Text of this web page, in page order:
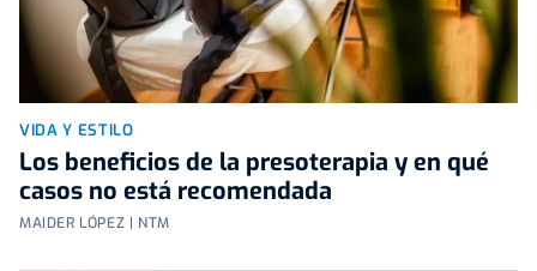
VIDA Y ESTILO
Los beneficios de la presoterapia y en qué
casos no está recomendada
MAIDER LÓPEZ | NTM